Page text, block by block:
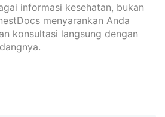
informasi kesehatan, bukan
menyarankan Anda
konsultasi langsung dengan